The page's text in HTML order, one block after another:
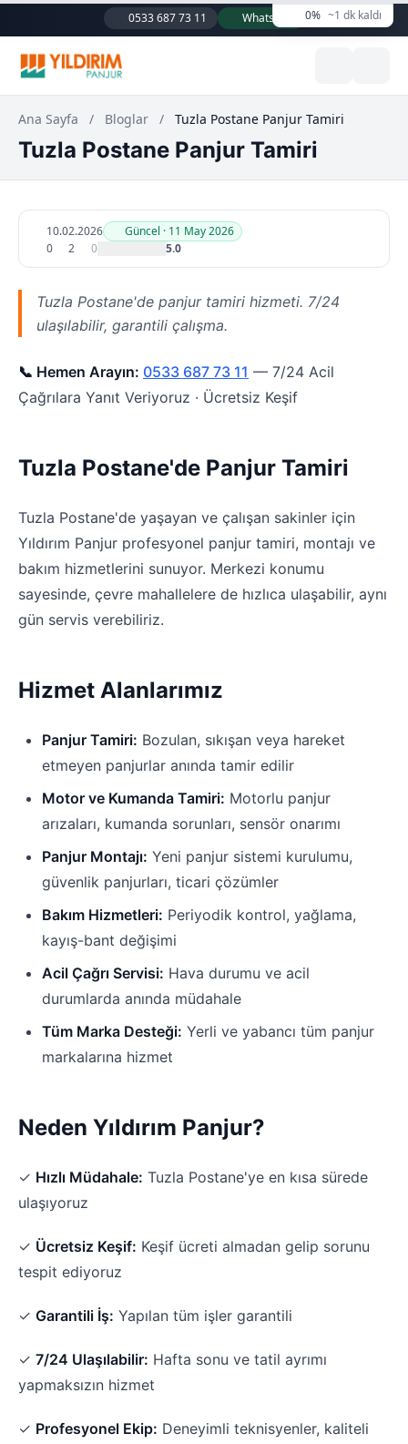
0533 687 73 11 WhatsApp 0% ~1 dk kaldı
Ana Sayfa / Bloglar / Tuzla Postane Panjur Tamiri
Tuzla Postane Panjur Tamiri
10.02.2026
Güncel · 11 May 2026
0
2 0 5.0
Tuzla Postane'de panjur tamiri hizmeti. 7/24
ulaşılabilir, garantili çalışma.
📞 Hemen Arayın: 0533 687 73 11 — 7/24 Acil
Çağrılara Yanıt Veriyoruz · Ücretsiz Keşif
Tuzla Postane'de Panjur Tamiri
Tuzla Postane'de yaşayan ve çalışan sakinler için
Yıldırım Panjur profesyonel panjur tamiri, montajı ve
bakım hizmetlerini sunuyor. Merkezi konumu
sayesinde, çevre mahallelere de hızlıca ulaşabilir, aynı
gün servis verebiliriz.
Hizmet Alanlarımız
Panjur Tamiri: Bozulan, sıkışan veya hareket
etmeyen panjurlar anında tamir edilir
Motor ve Kumanda Tamiri: Motorlu panjur
arızaları, kumanda sorunları, sensör onarımı
Panjur Montajı: Yeni panjur sistemi kurulumu,
güvenlik panjurları, ticari çözümler
Bakım Hizmetleri: Periyodik kontrol, yağlama,
kayış-bant değişimi
Acil Çağrı Servisi: Hava durumu ve acil
durumlarda anında müdahale
Tüm Marka Desteği: Yerli ve yabancı tüm panjur
markalarına hizmet
Neden Yıldırım Panjur?
✓ Hızlı Müdahale: Tuzla Postane'ye en kısa sürede
ulaşıyoruz
✓ Ücretsiz Keşif: Keşif ücreti almadan gelip sorunu
tespit ediyoruz
✓ Garantili İş: Yapılan tüm işler garantili
✓ 7/24 Ulaşılabilir: Hafta sonu ve tatil ayrımı
yapmaksızın hizmet
✓ Profesyonel Ekip: Deneyimli teknisyenler, kaliteli